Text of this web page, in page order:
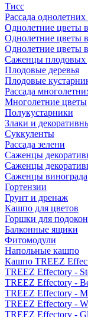
Тисc
Рассада однолетних
Однолетние цветы в
Однолетние цветы
Однолетние цветы
Саженцы плодовых
Плодовые деревья
Плодовые
Рассада
Многолетние цветы
Полукустарники
Злаки и
Суккуленты
Рассада зелени
Саженцы
Саженцы
Саженцы винограда
Гортензии
Грунт и дренаж
Кашпо для цветов
Горшки для
Балконные ящики
Фитомодули
Напольные кашпо
Кашпо TREEZ
TREEZ Effectory -
TREEZ Effectory -
TREEZ Effectory -
TREEZ Effectory -
TREEZ Effectory -